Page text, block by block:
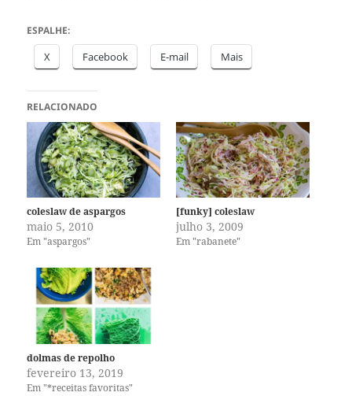
ESPALHE:
X Facebook E-mail Mais
RELACIONADO
coleslaw de aspargos
maio 5, 2010
Em "aspargos"
[funky] coleslaw
julho 3, 2009
Em "rabanete"
dolmas de repolho
fevereiro 13, 2019
Em "*receitas favoritas"